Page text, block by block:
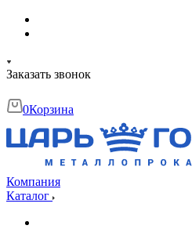
Заказать звонок
0Корзина
Компания
Каталог